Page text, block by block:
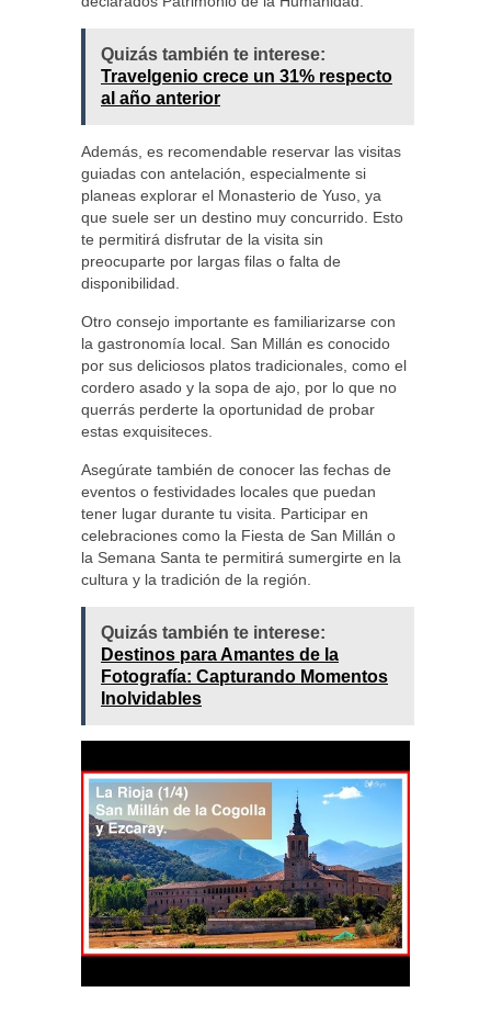
Quizás también te interese:
Travelgenio crece un 31% respecto
al año anterior
Además, es recomendable reservar las visitas
guiadas con antelación, especialmente si
planeas explorar el Monasterio de Yuso, ya
que suele ser un destino muy concurrido. Esto
te permitirá disfrutar de la visita sin
preocuparte por largas filas o falta de
disponibilidad.
Otro consejo importante es familiarizarse con
la gastronomía local. San Millán es conocido
por sus deliciosos platos tradicionales, como el
cordero asado y la sopa de ajo, por lo que no
querrás perderte la oportunidad de probar
estas exquisiteces.
Asegúrate también de conocer las fechas de
eventos o festividades locales que puedan
tener lugar durante tu visita. Participar en
celebraciones como la Fiesta de San Millán o
la Semana Santa te permitirá sumergirte en la
cultura y la tradición de la región.
Quizás también te interese:
Destinos para Amantes de la
Fotografía: Capturando Momentos
Inolvidables